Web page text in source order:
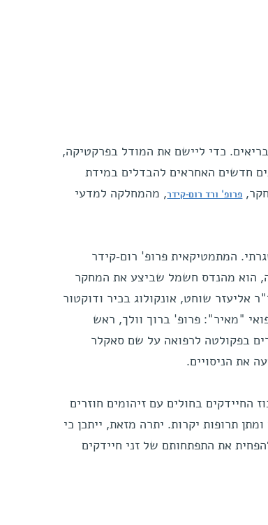
כדי ליישם את המודל בפרקטיקה,
חדשים האחראים להבדלים במידת
פרופ' ורד רום-קידר, מהמחלקה למדעי
המתמטיקאית פרופ' רום-קידר
הוא מהנדס חשמל שביצע את המחקר
אליעזר שוחט, אונקולוג בכיר ודוקטור
"מאיר": פרופ' ברוך וולך, ראש
בפקולטה לרפואה על שם סאקלר
את הניסויים.
החיידקים בחולים עם זיהומים חוזרים
תרופות יקרות. יתרה מזאת, ייתכן כי
את התפתחותם של זני חיידקים